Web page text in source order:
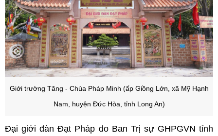
Giới trường Tăng - Chùa Pháp Minh (ấp Giồng Lớn, xã Mỹ Hạnh
Nam, huyện Đức Hòa, tỉnh Long An)
Đại giới đàn Đạt Pháp do Ban Trị sự GHPGVN tỉnh